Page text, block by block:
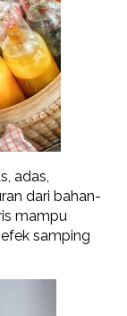
adas,
dari bahan-
mampu
samping